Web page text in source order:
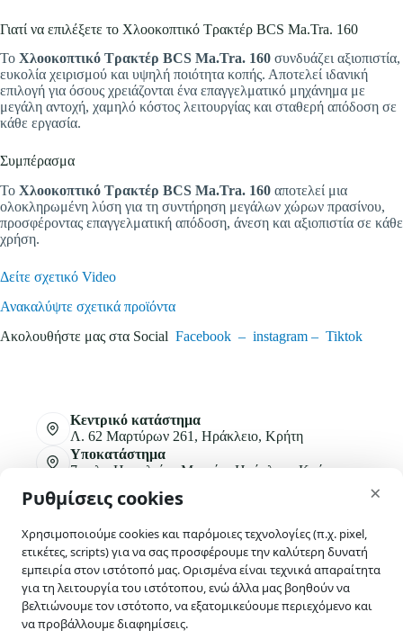
Γιατί να επιλέξετε το Χλοοκοπτικό Τρακτέρ BCS Ma.Tra. 160
Το Χλοοκοπτικό Τρακτέρ BCS Ma.Tra. 160 συνδυάζει αξιοπιστία,
ευκολία χειρισμού και υψηλή ποιότητα κοπής. Αποτελεί ιδανική
επιλογή για όσους χρειάζονται ένα επαγγελματικό μηχάνημα με
μεγάλη αντοχή, χαμηλό κόστος λειτουργίας και σταθερή απόδοση σε
κάθε εργασία.
Συμπέρασμα
Το Χλοοκοπτικό Τρακτέρ BCS Ma.Tra. 160 αποτελεί μια
ολοκληρωμένη λύση για τη συντήρηση μεγάλων χώρων πρασίνου,
προσφέροντας επαγγελματική απόδοση, άνεση και αξιοπιστία σε κάθε
χρήση.
Δείτε σχετικό Video
Ανακαλύψτε σχετικά προϊόντα
Ακολουθήστε μας στα Social Facebook – instagram – Tiktok
Κεντρικό κατάστημα
Λ. 62 Μαρτύρων 261, Ηράκλειο, Κρήτη
Υποκατάστημα
7ο χλμ Ηρακλείου Μοιρών, Ηράκλειο, Κρήτη
+30 2810 315430
+30 2810 311633
info@e-agrogeoponiki.gr
Πληροφορίες
Ρυθμίσεις cookies ×
Χρησιμοποιούμε cookies και παρόμοιες τεχνολογίες (π.χ. pixel,
ετικέτες, scripts) για να σας προσφέρουμε την καλύτερη δυνατή
εμπειρία στον ιστότοπό μας. Ορισμένα είναι τεχνικά απαραίτητα
για τη λειτουργία του ιστότοπου, ενώ άλλα μας βοηθούν να
βελτιώνουμε τον ιστότοπο, να εξατομικεύουμε περιεχόμενο και
να προβάλλουμε διαφημίσεις.